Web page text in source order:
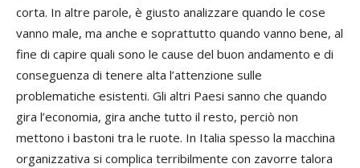
corta. In altre parole, è giusto analizzare quando le cose
vanno male, ma anche e soprattutto quando vanno bene, al
fine di capire quali sono le cause del buon andamento e di
conseguenza di tenere alta l’attenzione sulle
problematiche esistenti. Gli altri Paesi sanno che quando
gira l’economia, gira anche tutto il resto, perciò non
mettono i bastoni tra le ruote. In Italia spesso la macchina
organizzativa si complica terribilmente con zavorre talora